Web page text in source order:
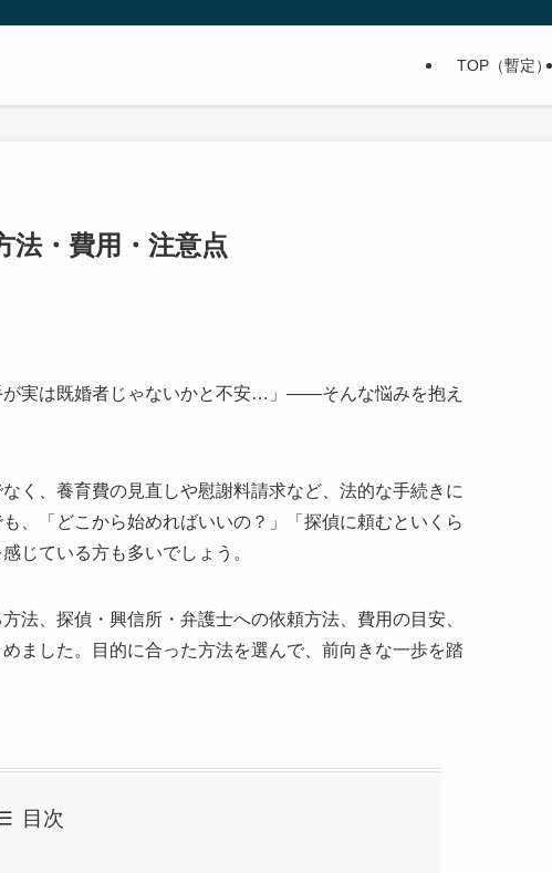
TOP（暫定）
法・費用・注意点
が実は既婚者じゃないかと不安…」——そんな悩みを抱え
く、養育費の見直しや慰謝料請求など、法的な手続きに
、「どこから始めればいいの？」「探偵に頼むといくら
じている方も多いでしょう。
法、探偵・興信所・弁護士への依頼方法、費用の目安、
ました。目的に合った方法を選んで、前向きな一歩を踏
目次